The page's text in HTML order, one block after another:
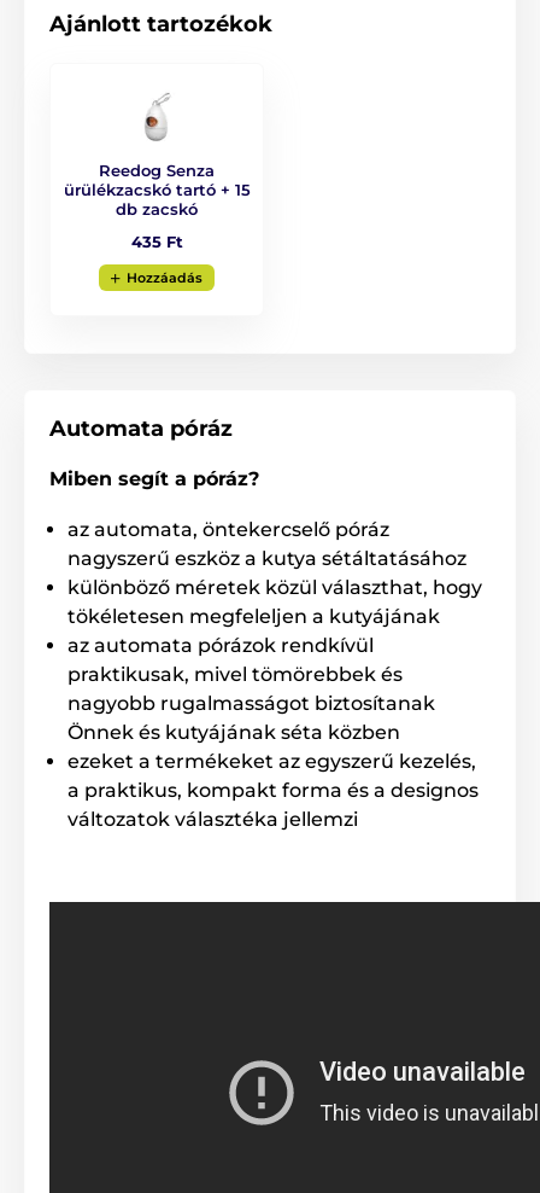
Négyféle méret
Az automata Reedog póráz
teljes mértékben
megbízható!
Nem számít, hogy merre sétáltatja házi kedvencét. A
Reedog Senza automata póráz garantálja a
kényelmes, egyszerű kezelést és a megbízható
irányítást. A kutyagazdik tudják, hogy gyakran a gyors
reakció dönt válsághelyzetekben, nem csak sétáltatás
közben.
Fékrendszer kezelése egy
gombnyomással
kutyáról, járókelőről vagy elhaladó autóról. Szükség
gumibevonattal lett ellátva.
Ajánlott tartozékok
Reedog Senza
ürülékzacskó tartó + 15
db zacskó
435 Ft
Hozzáadás
Automata póráz
Miben segít a póráz?
az automata, öntekercselő póráz
nagyszerű eszköz a kutya sétáltatásához
különböző méretek közül választhat, hogy
tökéletesen megfeleljen a kutyájának
az automata pórázok rendkívül
praktikusak, mivel tömörebbek és
nagyobb rugalmasságot biztosítanak
Önnek és kutyájának séta közben
ezeket a termékeket az egyszerű kezelés,
a praktikus, kompakt forma és a designos
változatok választéka jellemzi